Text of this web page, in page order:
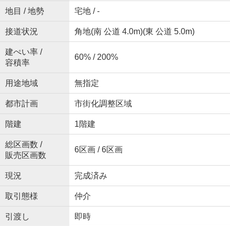
地目 / 地勢 宅地 / -
接道状況 角地(南 公道 4.0m)(東 公道 5.0m)
建ぺい率 /
容積率
60% / 200%
用途地域 無指定
都市計画 市街化調整区域
階建 1階建
総区画数 /
販売区画数
6区画 / 6区画
現況 完成済み
取引態様 仲介
引渡し 即時